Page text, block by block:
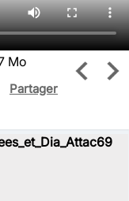
Mo
Partager